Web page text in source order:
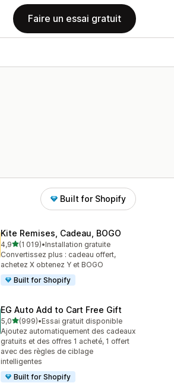
Faire un essai gratuit
Built for Shopify
Kite Remises, Cadeau, BOGO
4,9étoile(s) sur 5
(1 019)
1019 avis au total
•Installation gratuite
Convertissez plus : cadeau offert,
achetez X obtenez Y et BOGO
Built for Shopify
EG Auto Add to Cart Free Gift
5,0étoile(s) sur 5
(999)
999 avis au total
•Essai gratuit disponible
Ajoutez automatiquement des cadeaux
gratuits et des offres 1 acheté, 1 offert
avec des règles de ciblage
intelligentes
Built for Shopify